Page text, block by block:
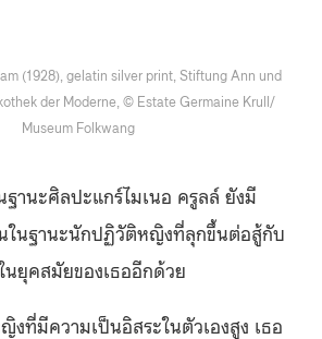
(1928), gelatin silver print, Stiftung Ann und
der Moderne, © Estate Germaine Krull/
Museum Folkwang
านะศิลปะแกร์ไมเนอ ครูลล์ ยังมี
ในฐานะนักปฏิวัติหญิงที่ลุกขึ้นต่อสู้กับ
นยุคสมัยของเธออีกด้วย
งที่มีความเป็นอิสระในตัวเองสูง เธอ